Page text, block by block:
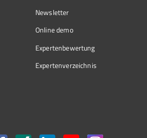
Newsletter
Online demo
Expertenbewertung
Expertenverzeichnis